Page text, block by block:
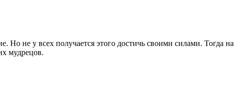
Но не у всех получается этого достичь своими силами. Тогда на
мудрецов.